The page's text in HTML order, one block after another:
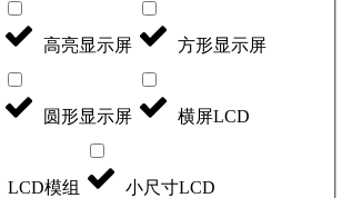
高亮显示屏 方形显示屏
圆形显示屏 横屏LCD
LCD模组 小尺寸LCD